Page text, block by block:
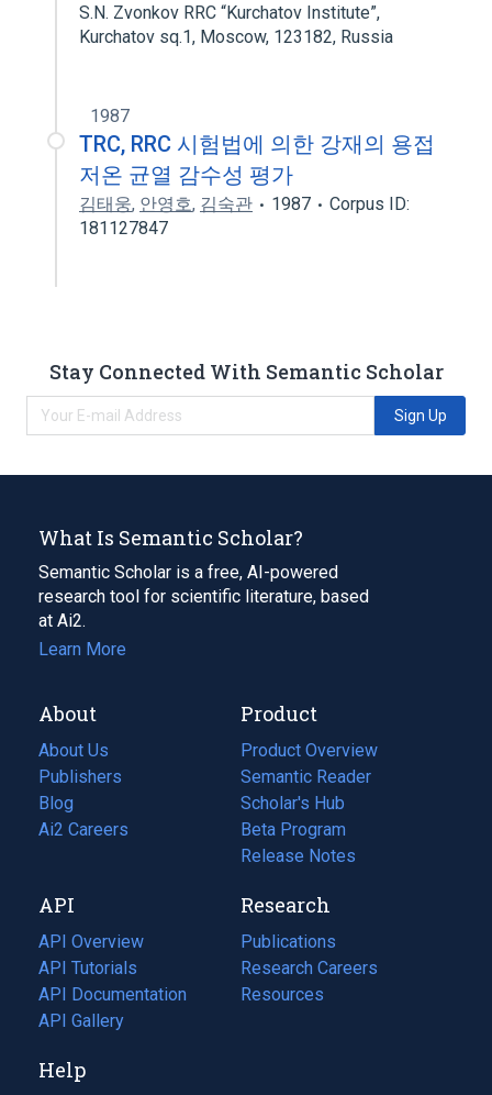
S.N. Zvonkov RRC “Kurchatov Institute”,
Kurchatov sq.1, Moscow, 123182, Russia
1987
TRC, RRC 시험법에 의한 강재의 용접
저온 균열 감수성 평가
김태웅, 안영호, 김숙관 1987
Corpus ID:
181127847
Stay Connected With Semantic Scholar
Sign Up
What Is Semantic Scholar?
Semantic Scholar is a free, AI-powered
research tool for scientific literature, based
at Ai2.
Learn More
About
About Us
Publishers
Blog
(opens
in
tab)
Ai2 Careers
(opens
new
tab)
Product
Product Overview
Semantic Reader
Scholar's Hub
Beta Program
Release Notes
API
API Overview
API Tutorials
API Documentation
(opens
in
new
API Gallery
Research
Publications
(opens
in
a
Research Careers
(opens
in
Resources
(opens
Help